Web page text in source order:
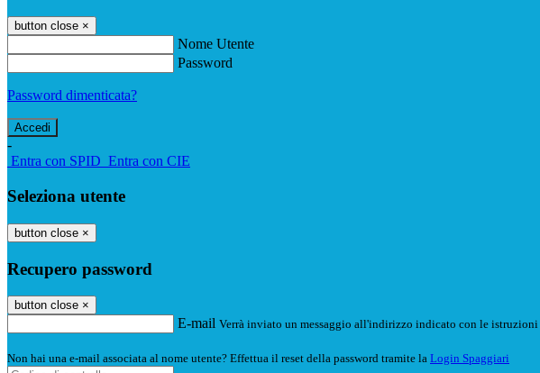
button close ×
Nome Utente
Password
Password dimenticata?
-
Entra con SPID Entra con CIE
Seleziona utente
button close ×
Recupero password
button close ×
E-mail Verrà inviato un messaggio all'indirizzo indicato con le istruzioni
Non hai una e-mail associata al nome utente? Effettua il reset della password tramite la Login Spaggiari